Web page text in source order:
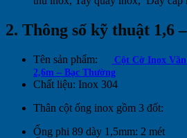
2. Thông số kỹ thuật 1,6
Tên sản phẩm:
Cột Cờ Inox
2,6m – Bạc Thường
Chất liệu: Inox 304
Thân cột ống inox gồm 3 đốt:
Ống phi 89 dày 1,5mm: 2 mét